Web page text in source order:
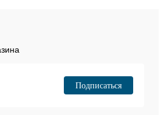
Подписаться